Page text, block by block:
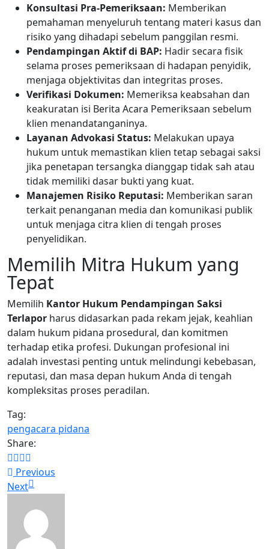
Konsultasi Pra-Pemeriksaan: Memberikan
pemahaman menyeluruh tentang materi kasus dan
risiko yang dihadapi sebelum panggilan resmi.
Pendampingan Aktif di BAP: Hadir secara fisik
selama proses pemeriksaan di hadapan penyidik,
menjaga objektivitas dan integritas proses.
Verifikasi Dokumen: Memeriksa keabsahan dan
keakuratan isi Berita Acara Pemeriksaan sebelum
klien menandatanganinya.
Layanan Advokasi Status: Melakukan upaya
hukum untuk memastikan klien tetap sebagai saksi
jika penetapan tersangka dianggap tidak sah atau
tidak memiliki dasar bukti yang kuat.
Manajemen Risiko Reputasi: Memberikan saran
terkait penanganan media dan komunikasi publik
untuk menjaga citra klien di tengah proses
penyelidikan.
Memilih Mitra Hukum yang
Tepat
Memilih Kantor Hukum Pendampingan Saksi
Terlapor harus didasarkan pada rekam jejak, keahlian
dalam hukum pidana prosedural, dan komitmen
terhadap etika profesi. Dukungan profesional ini
adalah investasi penting untuk melindungi kebebasan,
reputasi, dan masa depan hukum Anda di tengah
kompleksitas proses peradilan.
Tag:
pengacara pidana
Share:
Previous
Next